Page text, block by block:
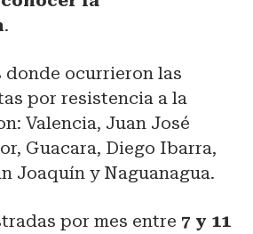
.
ocurrieron las
por resistencia a la
Valencia, Juan José
Guacara, Diego Ibarra,
Joaquín y Naguanagua.
por mes entre 7 y 11